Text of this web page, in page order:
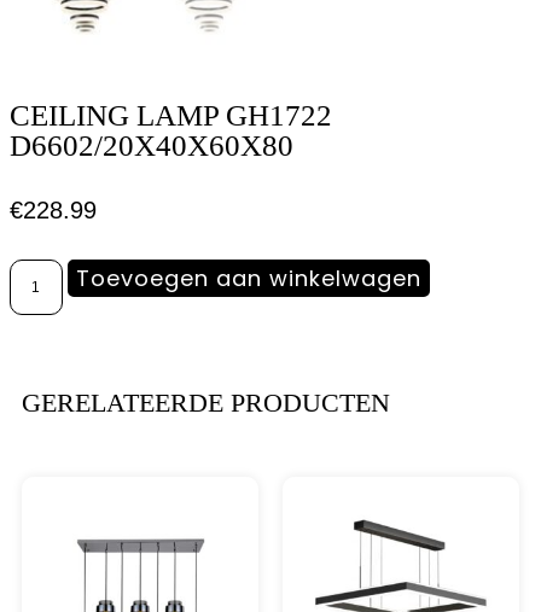
CEILING LAMP GH1722
D6602/20X40X60X80
€228.99
Toevoegen aan winkelwagen
GERELATEERDE PRODUCTEN